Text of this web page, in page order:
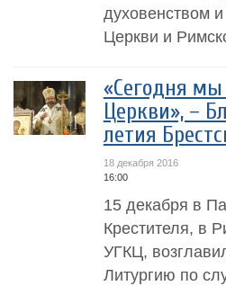
духовенством
Церкви и
«Сегодня мы
Церкви», –
летия
18 декабря 2016
16:00
15 декабря в
Крестителя, в
УГКЦ,
Литургию по